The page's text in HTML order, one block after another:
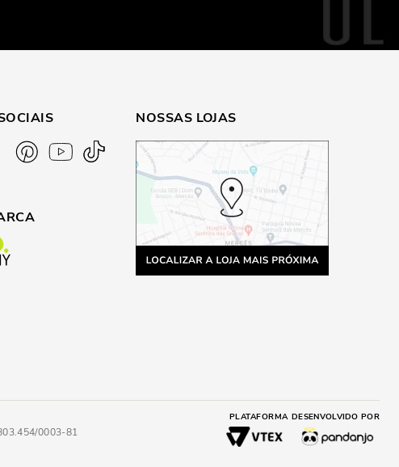
NOSSAS LOJAS
0003-81
PLATAFORMA DESENVOLVIDO POR